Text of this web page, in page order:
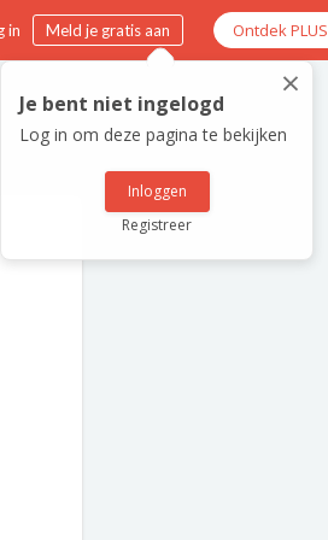
in Meld je gratis aan Ontdek PLUS
×
Je bent niet ingelogd
Log in om deze pagina te bekijken
Inloggen
Registreer